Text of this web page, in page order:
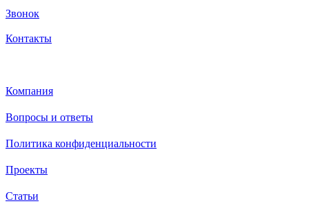
Звонок
Контакты
Компания
Вопросы и ответы
Политика конфиденциальности
Проекты
Статьи